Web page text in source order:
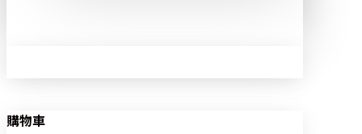
購物車